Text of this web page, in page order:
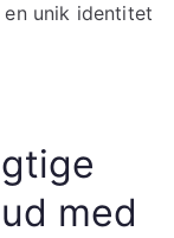
unik identitet
med